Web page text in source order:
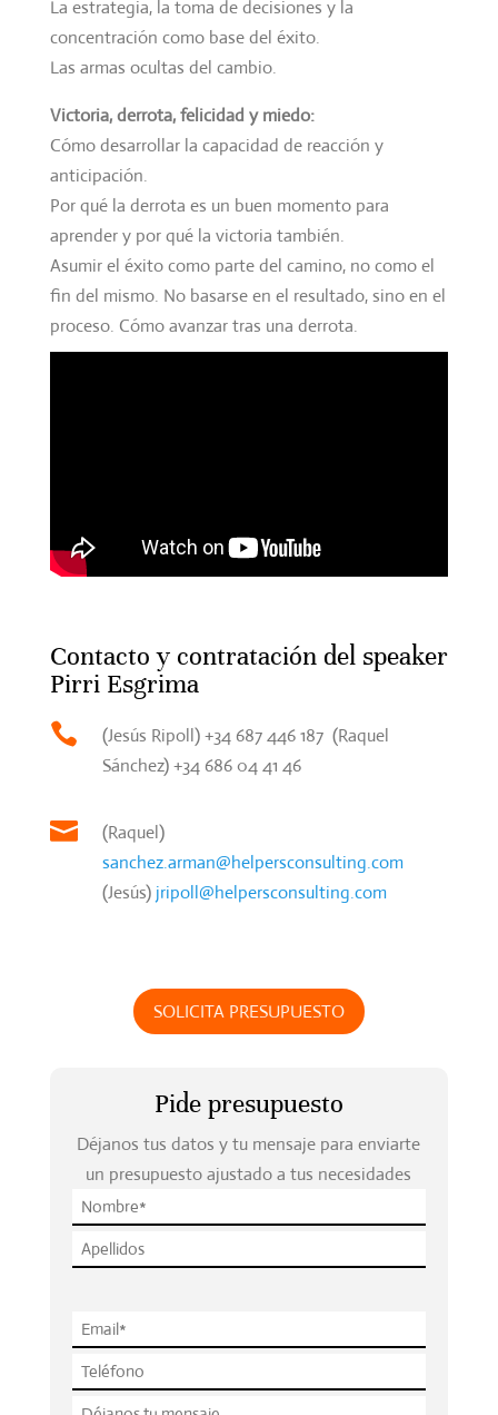
La estrategia, la toma de decisiones y la
concentración como base del éxito.
Las armas ocultas del cambio.
Victoria, derrota, felicidad y miedo:
Cómo desarrollar la capacidad de reacción y
anticipación.
Por qué la derrota es un buen momento para
aprender y por qué la victoria también.
Asumir el éxito como parte del camino, no como el
fin del mismo. No basarse en el resultado, sino en el
proceso. Cómo avanzar tras una derrota.
Contacto y contratación del speaker
Pirri Esgrima

(Jesús Ripoll) +34 687 446 187 (Raquel
Sánchez) +34 686 04 41 46

(Raquel)
sanchez.arman@helpersconsulting.com
(Jesús) jripoll@helpersconsulting.com
SOLICITA PRESUPUESTO
Pide presupuesto
Déjanos tus datos y tu mensaje para enviarte
un presupuesto ajustado a tus necesidades
e
a